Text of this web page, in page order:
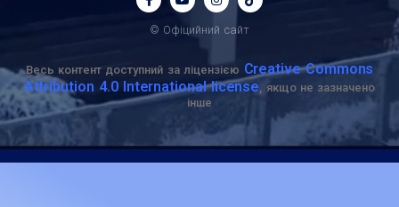
© Офіцийний сайт
Весь контент доступний за ліцензією Creative Commons
Attribution 4.0 International license , якщо не зазначено
інше